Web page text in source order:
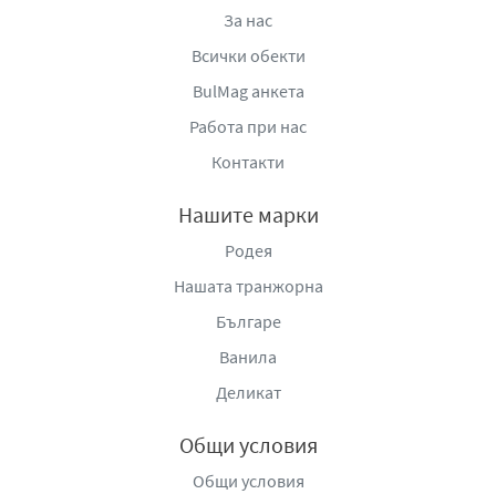
За нас
Всички обекти
BulMag анкета
Работа при нас
Контакти
Нашите марки
Родея
Нашата транжорна
Българе
Ванила
Деликат
Общи условия
Общи условия